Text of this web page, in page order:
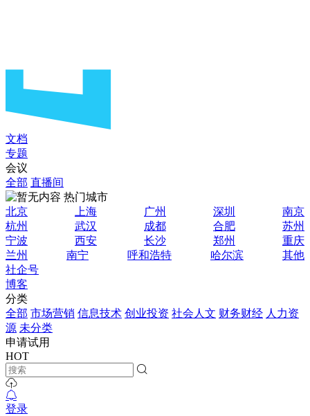
文档
专题
会议
全部 直播间
热门城市
北京
上海 广州 深圳
南京
杭州
武汉 成都 合肥
苏州
宁波
西安 长沙 郑州
重庆
兰州
南宁 呼和浩特 哈尔滨
其他
社企号
博客
分类
全部 市场营销 信息技术 创业投资 社会人文 财务财经 人力资
源 未分类
申请试用
HOT
登录